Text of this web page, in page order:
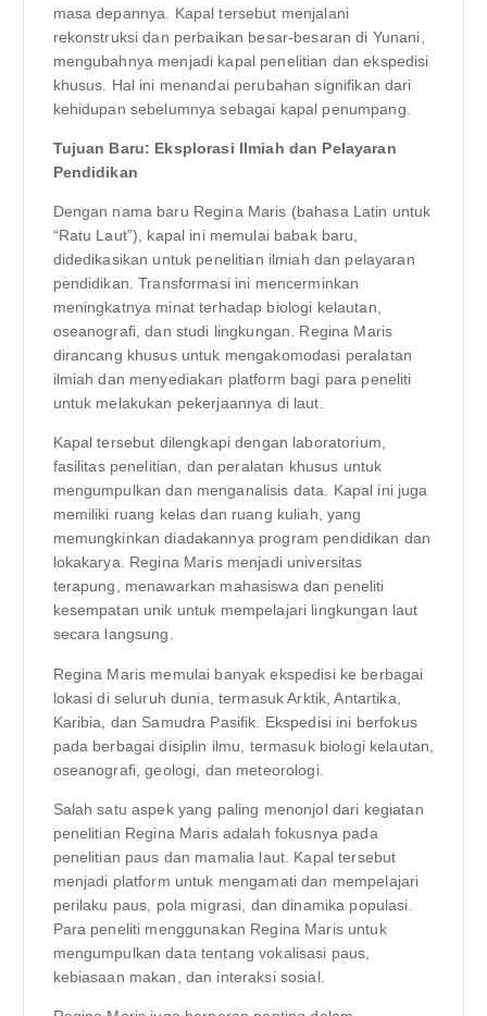
masa depannya. Kapal tersebut menjalani
rekonstruksi dan perbaikan besar-besaran di Yunani,
mengubahnya menjadi kapal penelitian dan ekspedisi
khusus. Hal ini menandai perubahan signifikan dari
kehidupan sebelumnya sebagai kapal penumpang.
Tujuan Baru: Eksplorasi Ilmiah dan Pelayaran
Pendidikan
Dengan nama baru Regina Maris (bahasa Latin untuk
“Ratu Laut”), kapal ini memulai babak baru,
didedikasikan untuk penelitian ilmiah dan pelayaran
pendidikan. Transformasi ini mencerminkan
meningkatnya minat terhadap biologi kelautan,
oseanografi, dan studi lingkungan. Regina Maris
dirancang khusus untuk mengakomodasi peralatan
ilmiah dan menyediakan platform bagi para peneliti
untuk melakukan pekerjaannya di laut.
Kapal tersebut dilengkapi dengan laboratorium,
fasilitas penelitian, dan peralatan khusus untuk
mengumpulkan dan menganalisis data. Kapal ini juga
memiliki ruang kelas dan ruang kuliah, yang
memungkinkan diadakannya program pendidikan dan
lokakarya. Regina Maris menjadi universitas
terapung, menawarkan mahasiswa dan peneliti
kesempatan unik untuk mempelajari lingkungan laut
secara langsung.
Regina Maris memulai banyak ekspedisi ke berbagai
lokasi di seluruh dunia, termasuk Arktik, Antartika,
Karibia, dan Samudra Pasifik. Ekspedisi ini berfokus
pada berbagai disiplin ilmu, termasuk biologi kelautan,
oseanografi, geologi, dan meteorologi.
Salah satu aspek yang paling menonjol dari kegiatan
penelitian Regina Maris adalah fokusnya pada
penelitian paus dan mamalia laut. Kapal tersebut
menjadi platform untuk mengamati dan mempelajari
perilaku paus, pola migrasi, dan dinamika populasi.
Para peneliti menggunakan Regina Maris untuk
mengumpulkan data tentang vokalisasi paus,
kebiasaan makan, dan interaksi sosial.